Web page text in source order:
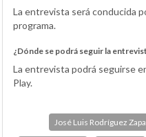
La entrevista será conducida
programa.
¿Dónde se podrá seguir la
La entrevista podrá seguirse
Play.
José Luis Rodríguez